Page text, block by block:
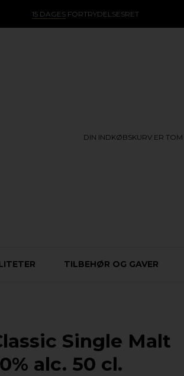
15 DAGESFORTRYDELSESRET
DIN INDKØBSKURV ER TOM
TILBEHØR OG GAVER
Single Malt
alc. 50 cl.